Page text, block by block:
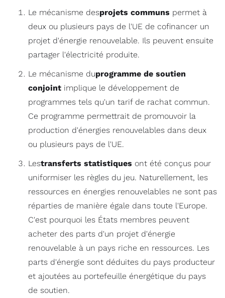
Le mécanisme desprojets communs permet à
deux ou plusieurs pays de l'UE de cofinancer un
projet d'énergie renouvelable. Ils peuvent ensuite
partager l'électricité produite.
Le mécanisme duprogramme de soutien
conjoint implique le développement de
programmes tels qu'un tarif de rachat commun.
Ce programme permettrait de promouvoir la
production d'énergies renouvelables dans deux
ou plusieurs pays de l'UE.
Lestransferts statistiques ont été conçus pour
uniformiser les règles du jeu. Naturellement, les
ressources en énergies renouvelables ne sont pas
réparties de manière égale dans toute l'Europe.
C'est pourquoi les États membres peuvent
acheter des parts d'un projet d'énergie
renouvelable à un pays riche en ressources. Les
parts d'énergie sont déduites du pays producteur
et ajoutées au portefeuille énergétique du pays
de soutien.